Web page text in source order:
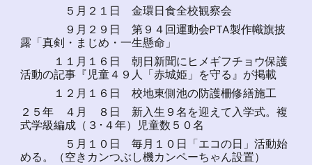
５月２１日 金環日食全校観察会
９月２９日 第９４回運動会PTA製作幟旗披
露「真剣・まじめ・一生懸命」
１１月１６日 朝日新聞にヒメギフチョウ保護
活動の記事『児童４９人「赤城姫」を守る』が掲載
１２月１６日 校地東側池の防護柵修繕施工
２５年 ４月 ８日 新入生９名を迎えて入学式。複
式学級編成（３･４年）児童数５０名
５月１０日 毎月１０日「エコの日」活動始
める。（空きカンつぶし機カンペーちゃん設置）